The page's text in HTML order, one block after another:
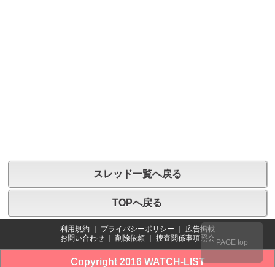
スレッド一覧へ戻る
TOPへ戻る
利用規約 プライバシーポリシー
広告掲載
お問い合わせ
削除依頼 捜査関係事項照会
Copyright 2016 WATCH-LIST
PAGE top